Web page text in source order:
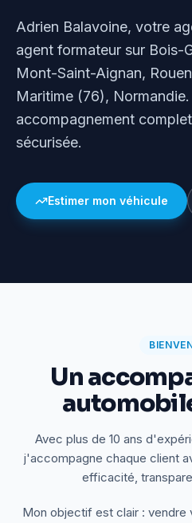
Adrien Balavoine, votre
agent formateur sur Bois-
Mont-Saint-Aignan,
Maritime (76), Normandie
accompagnement
sécurisée.
Estimer mon véhicule
Un
Avec plus de 10 ans
j'accompagne chaque client
efficacité,
Mon objectif est clair : vendre